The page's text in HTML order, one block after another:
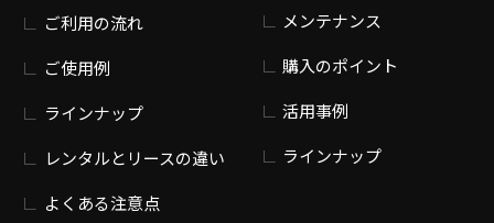
ご利用の流れ
ご使用例
ラインナップ
レンタルとリースの違い
よくある注意点
メンテナンス
購入のポイント
活用事例
ラインナップ